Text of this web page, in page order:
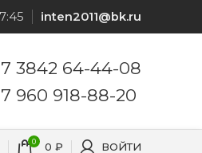
inten2011@bk.ru
3842 64-44-08
960 918-88-20
0 0 ₽ ВОЙТИ